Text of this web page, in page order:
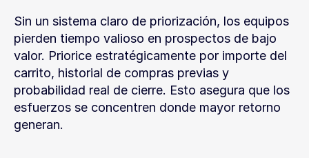
Sin un sistema claro de priorización, los equipos
pierden tiempo valioso en prospectos de bajo
valor. Priorice estratégicamente por importe del
carrito, historial de compras previas y
probabilidad real de cierre. Esto asegura que los
esfuerzos se concentren donde mayor retorno
generan.